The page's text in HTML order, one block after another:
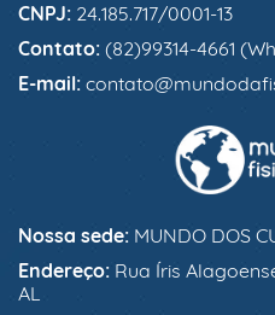
CNPJ: 24.185.717/0001-13
Contato: (82)99314-4661
E-mail:
Nossa sede: MUNDO DOS
Endereço: Rua Íris
AL